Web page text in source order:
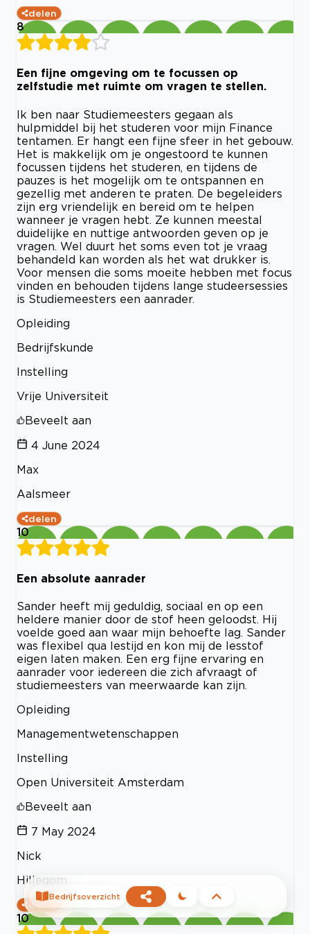
delen
8
Een fijne omgeving om te focussen op
zelfstudie met ruimte om vragen te stellen.
Ik ben naar Studiemeesters gegaan als
hulpmiddel bij het studeren voor mijn Finance
tentamen. Er hangt een fijne sfeer in het gebouw.
Het is makkelijk om je ongestoord te kunnen
focussen tijdens het studeren, en tijdens de
pauzes is het mogelijk om te ontspannen en
gezellig met anderen te praten. De begeleiders
zijn erg vriendelijk en bereid om te helpen
wanneer je vragen hebt. Ze kunnen meestal
duidelijke en nuttige antwoorden geven op je
vragen. Wel duurt het soms even tot je vraag
behandeld kan worden als het wat drukker is.
Voor mensen die soms moeite hebben met focus
vinden en behouden tijdens lange studeersessies
is Studiemeesters een aanrader.
Opleiding
Bedrijfskunde
Instelling
Vrije Universiteit
Beveelt aan
4 June 2024
Max
Aalsmeer
delen
10
Een absolute aanrader
Sander heeft mij geduldig, sociaal en op een
heldere manier door de stof heen geloodst. Hij
voelde goed aan waar mijn behoefte lag. Sander
was flexibel qua lestijd en kon mij de lesstof
eigen laten maken. Een erg fijne ervaring en
aanrader voor iedereen die zich afvraagt of
studiemeesters van meerwaarde kan zijn.
Opleiding
Managementwetenschappen
Instelling
Open Universiteit Amsterdam
Beveelt aan
7 May 2024
Nick
Hillegom
delen
10
Bedrijfsoverzicht